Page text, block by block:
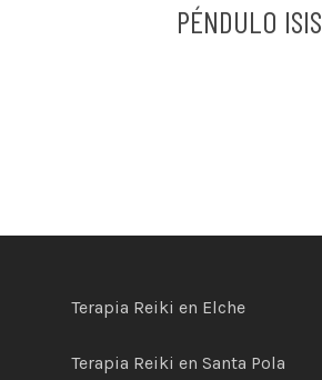
PÉNDULO ISIS
Terapia Reiki en Elche
Terapia Reiki en Santa Pola